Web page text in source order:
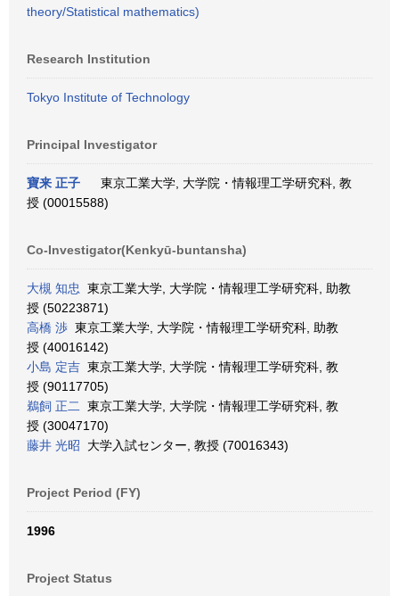
theory/Statistical mathematics)
Research Institution
Tokyo Institute of Technology
Principal Investigator
寶来 正子
東京工業大学, 大学院・情報理工学研究科, 教
授 (00015588)
Co-Investigator(Kenkyū-buntansha)
大槻 知忠 東京工業大学, 大学院・情報理工学研究科, 助教
授 (50223871)
高橋 渉 東京工業大学, 大学院・情報理工学研究科, 助教
授 (40016142)
小島 定吉 東京工業大学, 大学院・情報理工学研究科, 教
授 (90117705)
鵜飼 正二
東京工業大学, 大学院・情報理工学研究科, 教
授 (30047170)
藤井 光昭 大学入試センター, 教授 (70016343)
Project Period (FY)
1996
Project Status